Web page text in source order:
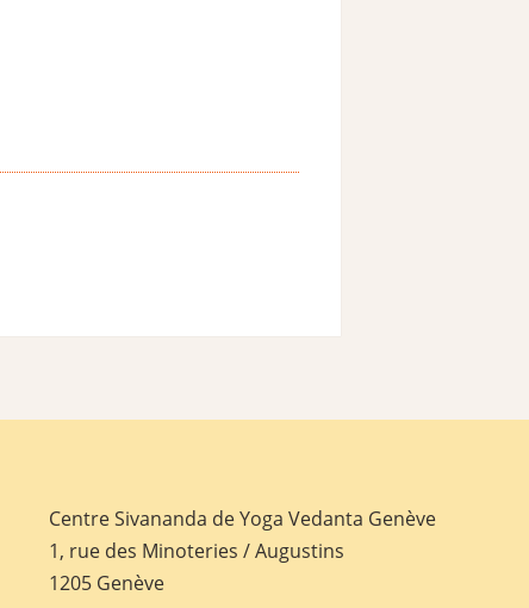
Centre Sivananda de Yoga Vedanta Genève
1, rue des Minoteries / Augustins
1205 Genève